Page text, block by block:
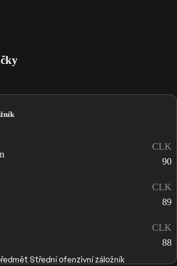
CLK
90
CLK
89
CLK
88
Střední ofenzivní záložník